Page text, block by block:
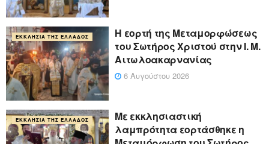
ΕΚΚΛΗΣΊΑ ΤΗΣ ΕΛΛΆΔΟΣ
Η εορτή της Μεταμορφώσεως
του Σωτήρος Χριστού στην Ι. Μ.
Αιτωλοακαρνανίας
6 Αυγούστου 2026
ΕΚΚΛΗΣΊΑ ΤΗΣ ΕΛΛΆΔΟΣ
Με εκκλησιαστική
λαμπρότητα εορτάσθηκε η